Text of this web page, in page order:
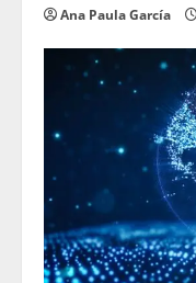
Ana Paula García